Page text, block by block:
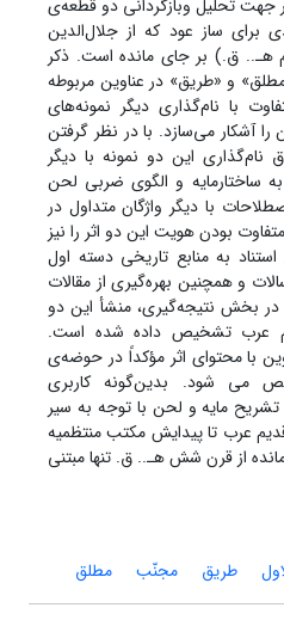
تحلیل وبازگردانی دو قطعه‌ی
برای ساز عود که از جلال‌الدین
هـ.. ق.) بر جای مانده است. ذکر
و «طریق» در عناوین مربوطه
با نام‌گذاری دیگر نمونه‌های
آشکار می‌سازد. با در نظر گرفتن
این دو نمونه با دیگر
به ساختارمایه و الگوی ضربی لحن
با دیگر واژگان متداول در
بودن هویت این دو اثر را نیز
به منابع تاریخی دسته اول
و همچنین بهره‌گیری از مقالات
بخش نتیجه‌گیری، منشأ این دو
عرب تشخیص داده شده است.
با محتوای اثر مؤکداً در حوضه‌ی
می شود. بدین‌گونه کاربری
مایه‌ و لحن با توجه به سیر
عرب تا پیدایش مکتب منتظمیه
از قرن شش هـ.. ق. تنها مبتنی
طریق مجنّب مطلق